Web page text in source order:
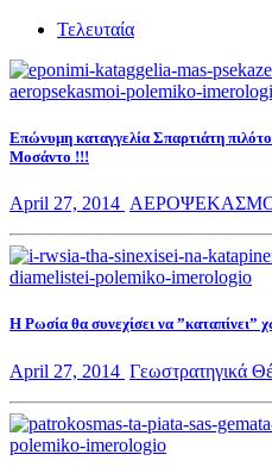
Τελευταία
Επώνυμη καταγγελία Σπαρτιάτη
Μοσάντο !!!
April 27, 2014
Η Ρωσία θα συνεχίσει να ”καταπίνει”
April 27, 2014 Γεωστρατηγικά